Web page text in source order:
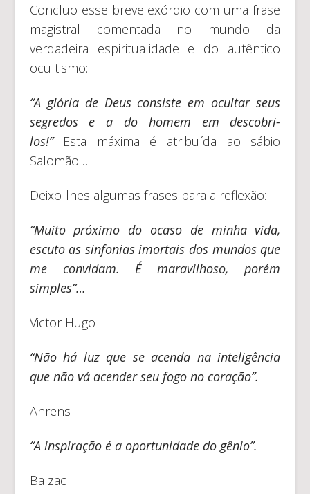
Concluo esse breve exórdio com uma frase
magistral comentada no mundo da
verdadeira espiritualidade e do autêntico
ocultismo:
“A glória de Deus consiste em ocultar seus
segredos e a do homem em descobri-
los!”Esta máxima é atribuída ao sábio
Salomão…
Deixo-lhes algumas frases para a reflexão:
“Muito próximo do ocaso de minha vida,
escuto as sinfonias imortais dos mundos que
me convidam. É maravilhoso, porém
simples”…
Victor Hugo
“Não há luz que se acenda na inteligência
que não vá acender seu fogo no coração”.
Ahrens
“A inspiração é a oportunidade do gênio”.
Balzac